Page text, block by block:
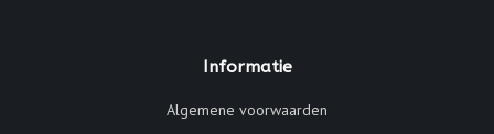
Informatie
Algemene voorwaarden